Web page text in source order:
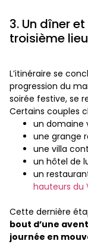
3. Un dîner
troisième lieu
L’itinéraire se
progression du
soirée festive, se
Certains couples
un domaine
une grange
une villa
un hôtel de
un
hauteurs du
Cette dernière
bout d’une
journée en